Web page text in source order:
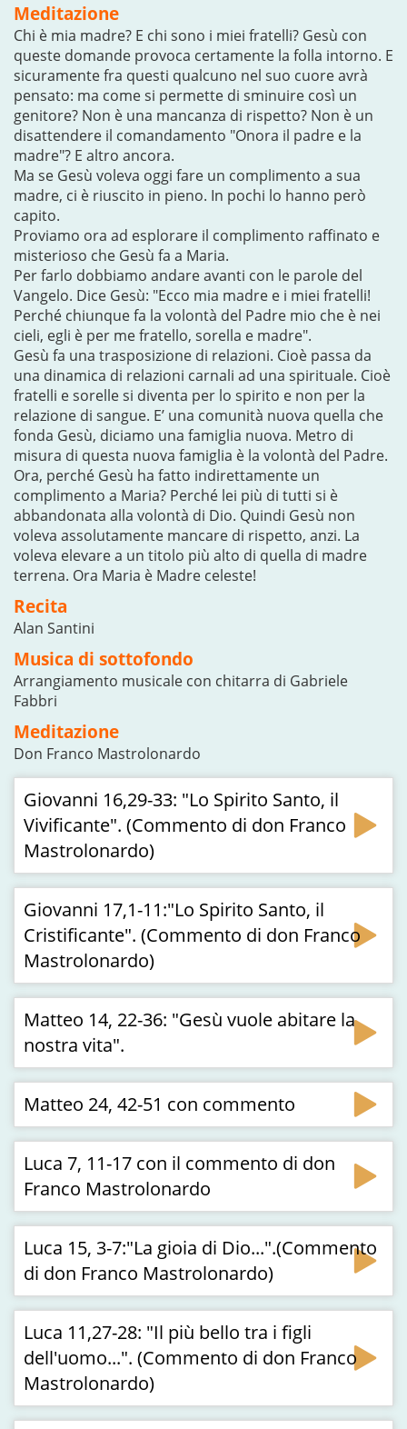
Meditazione
Chi è mia madre? E chi sono i miei fratelli? Gesù con
queste domande provoca certamente la folla intorno. E
sicuramente fra questi qualcuno nel suo cuore avrà
pensato: ma come si permette di sminuire così un
genitore? Non è una mancanza di rispetto? Non è un
disattendere il comandamento "Onora il padre e la
madre"? E altro ancora.
Ma se Gesù voleva oggi fare un complimento a sua
madre, ci è riuscito in pieno. In pochi lo hanno però
capito.
Proviamo ora ad esplorare il complimento raffinato e
misterioso che Gesù fa a Maria.
Per farlo dobbiamo andare avanti con le parole del
Vangelo. Dice Gesù: "Ecco mia madre e i miei fratelli!
Perché chiunque fa la volontà del Padre mio che è nei
cieli, egli è per me fratello, sorella e madre".
Gesù fa una trasposizione di relazioni. Cioè passa da
una dinamica di relazioni carnali ad una spirituale. Cioè
fratelli e sorelle si diventa per lo spirito e non per la
relazione di sangue. E’ una comunità nuova quella che
fonda Gesù, diciamo una famiglia nuova. Metro di
misura di questa nuova famiglia è la volontà del Padre.
Ora, perché Gesù ha fatto indirettamente un
complimento a Maria? Perché lei più di tutti si è
abbandonata alla volontà di Dio. Quindi Gesù non
voleva assolutamente mancare di rispetto, anzi. La
voleva elevare a un titolo più alto di quella di madre
terrena. Ora Maria è Madre celeste!
Recita
Alan Santini
Musica di sottofondo
Arrangiamento musicale con chitarra di Gabriele
Fabbri
Meditazione
Don Franco Mastrolonardo
Giovanni 16,29-33: "Lo Spirito Santo, il
Vivificante". (Commento di don Franco
Mastrolonardo)
Giovanni 17,1-11:"Lo Spirito Santo, il
Cristificante". (Commento di don Franco
Mastrolonardo)
Matteo 14, 22-36: "Gesù vuole abitare la
nostra vita".
Matteo 24, 42-51 con commento
Luca 7, 11-17 con il commento di don
Franco Mastrolonardo
Luca 15, 3-7:"La gioia di Dio...".(Commento
di don Franco Mastrolonardo)
Luca 11,27-28: "Il più bello tra i figli
dell'uomo...". (Commento di don Franco
Mastrolonardo)